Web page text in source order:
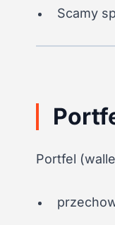
Scamy
Portfel